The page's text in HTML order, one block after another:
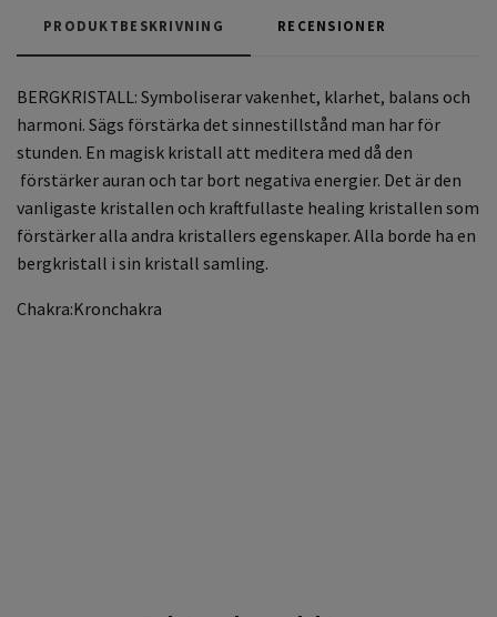
PRODUKTBESKRIVNING RECENSIONER
BERGKRISTALL: Symboliserar vakenhet, klarhet, balans och
harmoni. Sägs förstärka det sinnestillstånd man har för
stunden. En magisk kristall att meditera med då den
förstärker auran och tar bort negativa energier. Det är den
vanligaste kristallen och kraftfullaste healing kristallen som
förstärker alla andra kristallers egenskaper. Alla borde ha en
bergkristall i sin kristall samling.
Chakra:Kronchakra